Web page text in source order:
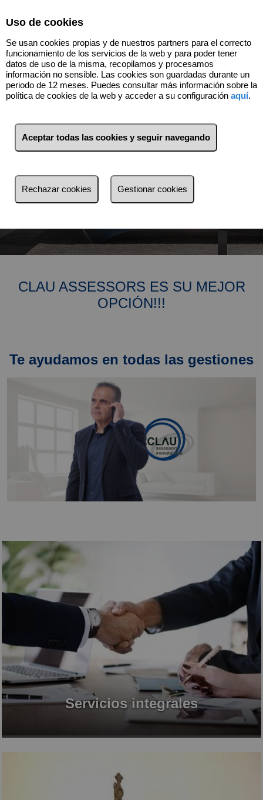
CLAU ASSESSORS ES SU MEJOR
OPCIÓN!!!
Te ayudamos en todas las gestiones
Servicios integrales
Uso de cookies
Se usan cookies propias y de nuestros partners para el correcto
funcionamiento de los servicios de la web y para poder tener
datos de uso de la misma, recopilamos y procesamos
información no sensible. Las cookies son guardadas durante un
periodo de 12 meses. Puedes consultar más información sobre la
política de cookies de la web y acceder a su configuración aquí.
Aceptar todas las cookies y seguir navegando
Rechazar cookies Gestionar cookies